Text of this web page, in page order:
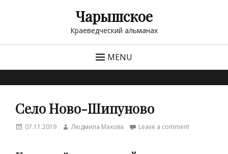
Чарышское
Краеведческий альманах
MENU
Cело Ново-Шипуново
Posted07.11.2019 AuthorЛюдмила Махова Leave a comment